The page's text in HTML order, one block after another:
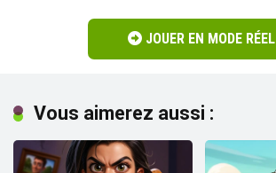
JOUER EN MODE RÉEL
Vous aimerez aussi :